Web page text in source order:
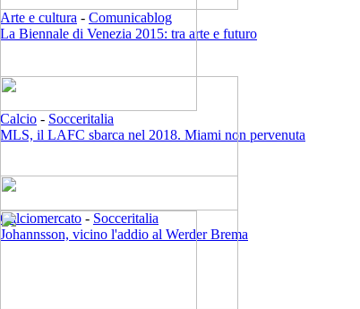
Arte e cultura - Comunicablog
La Biennale di Venezia 2015: tra arte e futuro
Calcio - Socceritalia
MLS, il LAFC sbarca nel 2018. Miami non pervenuta
Calciomercato - Socceritalia
Johannsson, vicino l'addio al Werder Brema